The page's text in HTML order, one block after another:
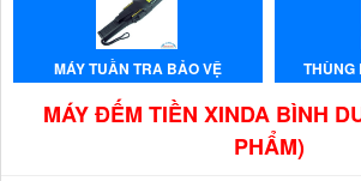
MÁY TUẦN TRA BẢO VỆ THÙNG
MÁY ĐẾM TIỀN XINDA BÌNH
PHẨM)